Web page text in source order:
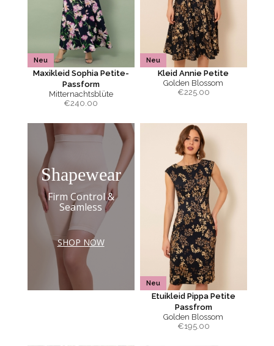
Neu
Maxikleid Sophia Petite-
Passform
Mitternachtsblüte
€240.00
Neu
Kleid Annie Petite
Golden Blossom
€225.00
Shapewear
Firm Control &
Seamless
SHOP NOW
Neu
Etuikleid Pippa Petite
Passfrom
Golden Blossom
€195.00